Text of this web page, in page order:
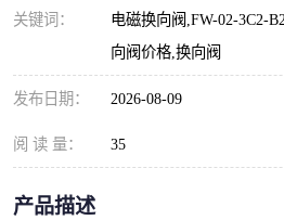
关键词：
电磁换向阀,FW-02-3C2-
向阀价格,换向阀
发布日期： 2026-08-09
阅 读 量： 35
产品描述